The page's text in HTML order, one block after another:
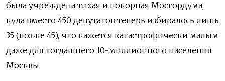
была учреждена тихая и покорная Мосгордума,
куда вместо 450 депутатов теперь избиралось лишь
35 (позже 45), что кажется катастрофически малым
даже для тогдашнего 10-миллионного населения
Москвы.